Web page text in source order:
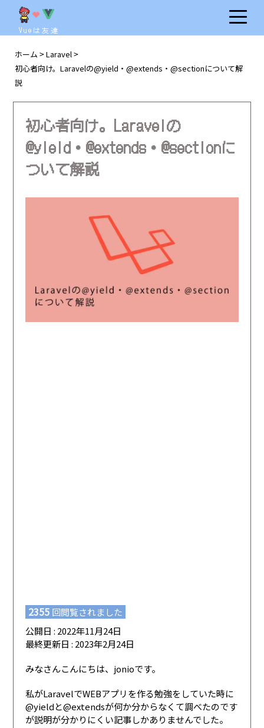
Vueは友達
ホーム > Laravel >
初心者向け。Laravelの@yield・@extends・@sectionについて解
説
初心者向け。Laravelの
@yield・@extends・@sectionに
ついて解説
2355 回閲覧されました
公開日 : 2022年11月24日
最終更新日 : 2023年2月24日
みなさんこんにちは、jonioです。
私がLaravelでWEBアプリを作る勉強をしていた時に
@yieldと@extendsが何か分からなくて調べたのです
が説明が分かりにくい記事しかありませんでした。